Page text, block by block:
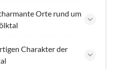
Orte rund um
Charakter der